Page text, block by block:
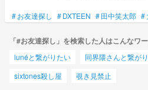
#お友達探し #DXTEEN #田中笑太郎 #
「#お友達探し」を検索した人はこんなワ
lunéと繋がりたい
同界隈さんと繋が
sixtones殺し屋
覗き見禁止